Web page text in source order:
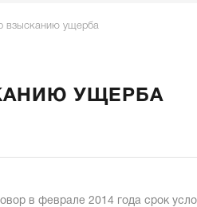
взысканию ущерба
УЩЕРБА
в феврале 2014 года срок